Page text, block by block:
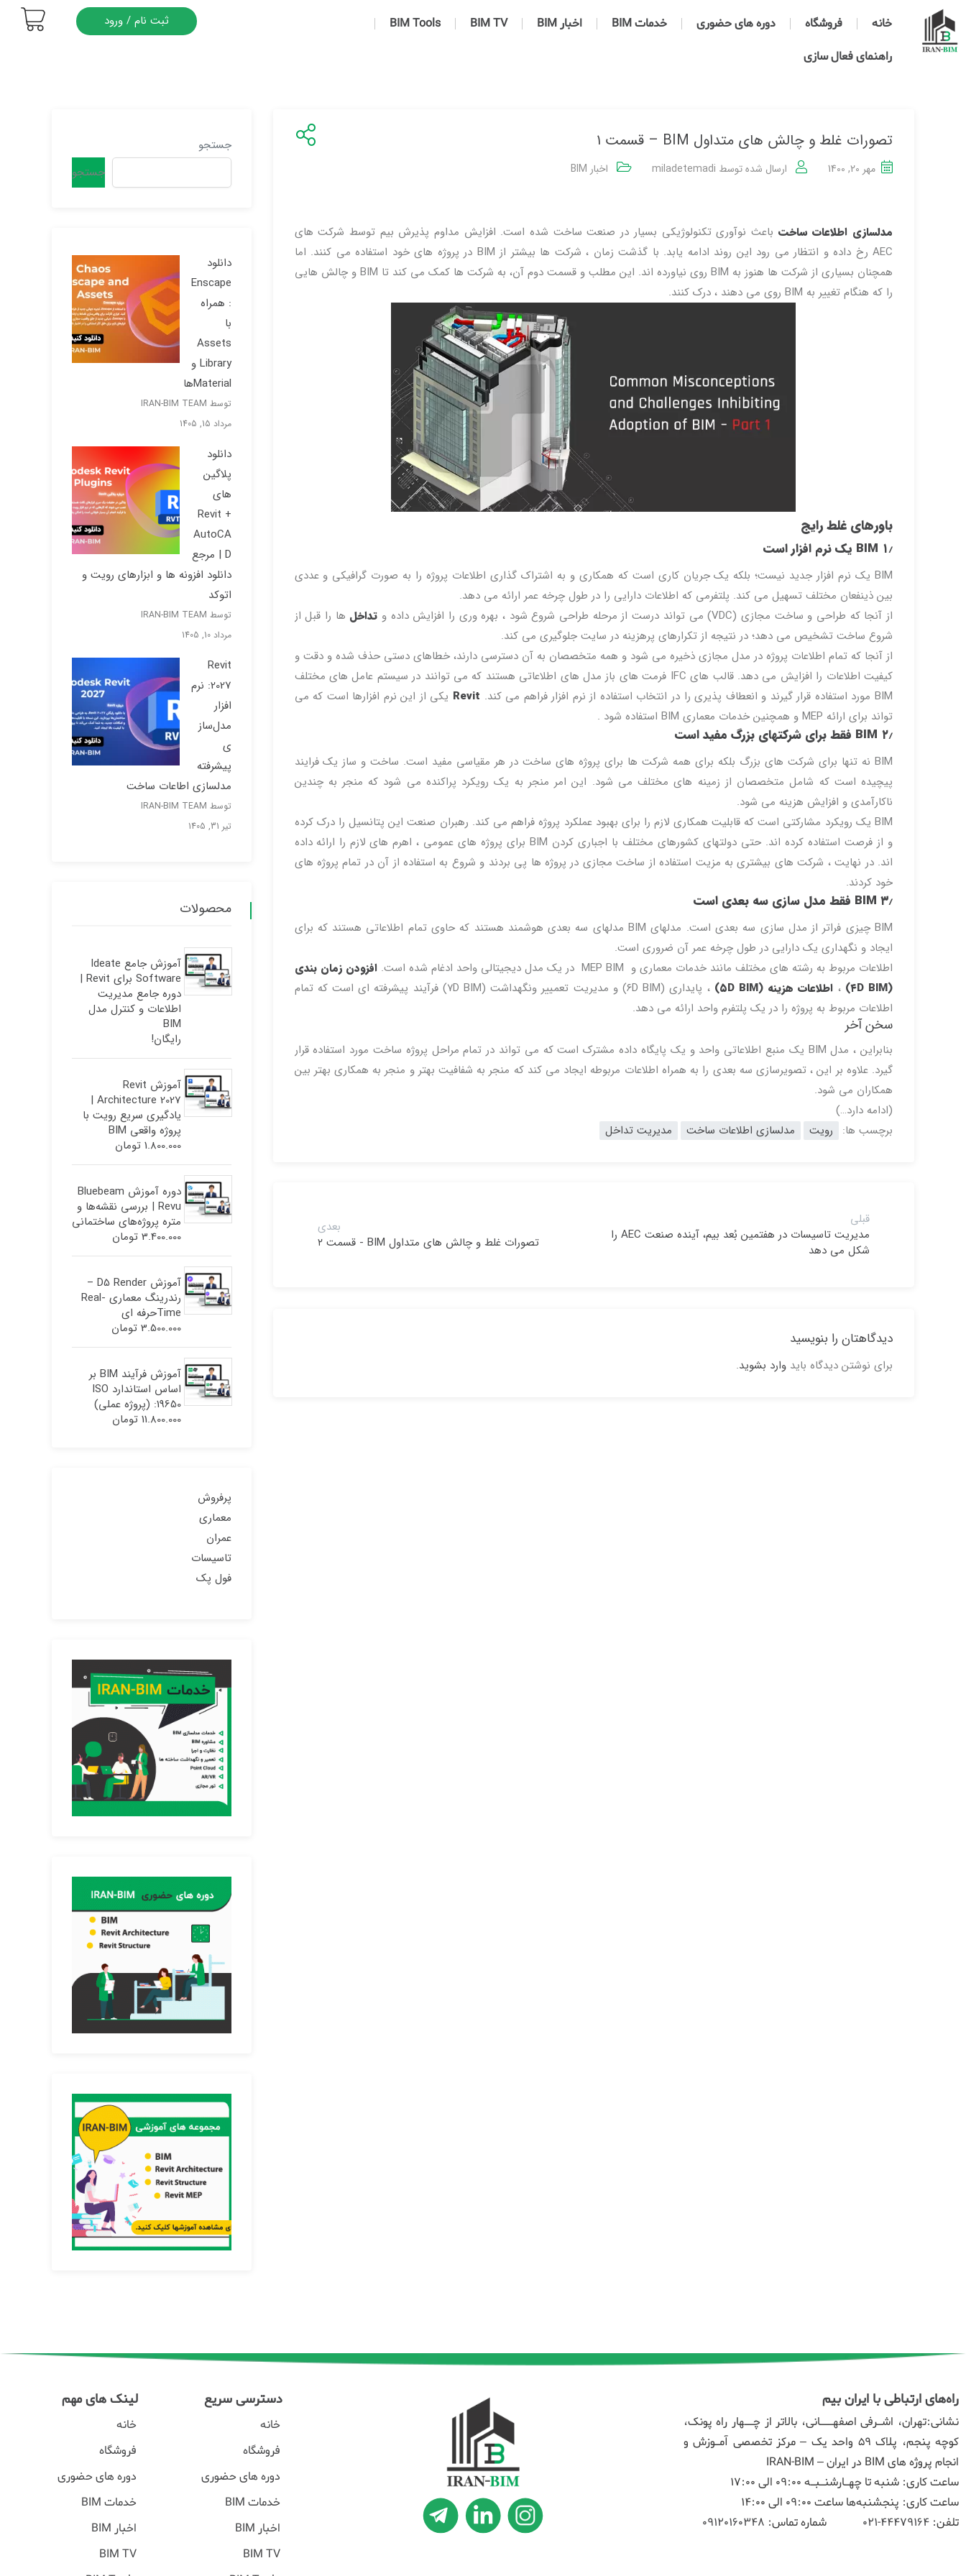
خانه فروشگاه دوره های حضوری خدمات BIM اخبار BIM BIM TV
BIM Tools
راهنمای فعال سازی
ثبت نام / ورود
تصورات غلط و چالش های متداول BIM – قسمت ۱
مهر 20, 1400 ارسال شده توسط miladetemadi اخبار BIM
مدلسازی اطلاعات ساخت باعث نوآوری تکنولوژیکی بسیار در صنعت ساخت شده است. افزایش مداوم پذیرش بیم توسط شرکت های
AEC رخ داده و انتظار می رود این روند ادامه یابد. با گذشت زمان ، شرکت ها بیشتر از BIM در پروژه های خود استفاده می کنند. اما
همچنان بسیاری از شرکت ها هنوز به BIM روی نیاورده اند. این مطلب و قسمت دوم آن، به شرکت ها کمک می کند تا BIM و چالش هایی
را که هنگام تغییر به BIM روی می دهند ، درک کنند.
باورهای غلط رایج
۱٫ BIM یک نرم افزار است
BIM یک نرم افزار جدید نیست؛ بلکه یک جریان کاری است که همکاری و به اشتراک گذاری اطلاعات پروژه را به صورت گرافیکی و عددی
بین ذینفعان مختلف تسهیل می کند. پلتفرمی که اطلاعات دارایی را در طول چرخه عمر ارائه می دهد.
از آنجا که طراحی و ساخت مجازی (VDC) می تواند درست از مرحله طراحی شروع شود ، بهره وری را افزایش داده و
تداخل ها را قبل از
شروع ساخت تشخیص می دهد؛ در نتیجه از تکرارهای پرهزینه در سایت جلوگیری می کند.
از آنجا که تمام اطلاعات پروژه در مدل مجازی ذخیره می شود و همه متخصصان به آن دسترسی دارند، خطاهای دستی حذف شده و دقت و
کیفیت اطلاعات را افزایش می دهد. قالب های IFC فرمت های باز مدل های اطلاعاتی هستند که می توانند در سیستم عامل های مختلف
BIM مورد استفاده قرار گیرند و انعطاف پذیری را در انتخاب استفاده از نرم افزار فراهم می کند.
Revit یکی از این نرم افزارها است که می
تواند برای ارائه MEP و همچنین خدمات معماری BIM استفاده شود .
۲٫ BIM فقط برای شرکتهای بزرگ مفید است
BIM نه تنها برای شرکت های بزرگ بلکه برای همه شرکت ها برای پروژه های ساخت در هر مقیاسی مفید است. ساخت و ساز یک فرایند
پیچیده است که شامل متخصصان از زمینه های مختلف می شود. این امر منجر به یک رویکرد پراکنده می شود که منجر به چندین
ناکارآمدی و افزایش هزینه می شود.
BIM یک رویکرد مشارکتی است که قابلیت همکاری لازم را برای بهبود عملکرد پروژه فراهم می کند. رهبران صنعت این پتانسیل را درک کرده
و از فرصت استفاده کرده اند. حتی دولتهای کشورهای مختلف با اجباری کردن BIM برای پروژه های عمومی ، اهرم های لازم را ارائه داده
اند. در نهایت ، شرکت های بیشتری به مزیت استفاده از ساخت مجازی در پروژه ها پی بردند و شروع به استفاده از آن در تمام پروژه های
خود کردند.
۳٫ BIM فقط مدل سازی سه بعدی است
BIM چیزی فراتر از مدل سازی سه بعدی است. مدلهای BIM مدلهای سه بعدی هوشمند هستند که حاوی تمام اطلاعاتی هستند که برای
ایجاد و نگهداری یک دارایی در طول چرخه عمر آن ضروری است.
اطلاعات مربوط به رشته های مختلف مانند خدمات معماری و MEP BIM در یک مدل دیجیتالی واحد ادغام شده است.
افزودن زمان بندی
(۴D BIM)
، اطلاعات هزینه (۵D BIM)
، پایداری (۶D BIM) و مدیریت تعمییر ونگهداشت (۷D BIM) فرآیند پیشرفته ای است که تمام
اطلاعات مربوط به پروژه را در یک پلتفرم واحد ارائه می دهد.
سخن آخر
بنابراین ، مدل BIM یک منبع اطلاعاتی واحد و یک پایگاه داده مشترک است که می تواند در تمام مراحل پروژه ساخت مورد استفاده قرار
گیرد. علاوه بر این ، تصویرسازی سه بعدی را به همراه اطلاعات مربوطه ایجاد می کند که منجر به شفافیت بهتر و منجر به همکاری بهتر بین
همکاران می شود.
(ادامه دارد…)
برچسب ها:
رویت مدلسازی اطلاعات ساخت مدیریت تداخل
قبلی
مدیریت تاسیسات در هفتمین بُعد بیم، آینده صنعت AEC را
شکل می دهد
بعدی
تصورات غلط و چالش های متداول BIM - قسمت ۲
دیدگاهتان را بنویسید
برای نوشتن دیدگاه باید وارد بشوید.
جستجو
جستجو
دانلود
Enscape
: همراه
با
Assets
Library و
Materialها
توسط IRAN-BIM TEAM
مرداد 15, 1405
دانلود
پلاگین
های
Revit +
AutoCA
D | مرجع
دانلود افزونه ها و ابزارهای رویت و
اتوکد
توسط IRAN-BIM TEAM
مرداد 10, 1405
Revit
2027: نرم
افزار
مدل‌ساز
ی
پیشرفته
مدلسازی اطاعات ساخت
توسط IRAN-BIM TEAM
تیر 31, 1405
محصولات
آموزش جامع Ideate
Software برای Revit |
دوره جامع مدیریت
اطلاعات و کنترل مدل
BIM
رایگان!
آموزش Revit
Architecture 2027 |
یادگیری سریع رویت با
پروژه واقعی BIM
1.800.000 تومان
دوره آموزش Bluebeam
Revu | بررسی نقشه‌ها و
متره پروژه‌های ساختمانی
3.400.000 تومان
آموزش D5 Render –
رندرینگ معماری Real-
Timeحرفه ای
3.500.000 تومان
آموزش فرآیند BIM بر
اساس استاندارد ISO
19650: (پروژه عملی)
11.800.000 تومان
پرفروش
معماری
عمران
تاسیسات
فول پک
راه‌های ارتباطی با ایران بیم
نشانی:تهران، اشـرفی اصفهـــانی، بالاتر از چــهار راه پونک،
کوچه پنجم، پلاک ۵۹ واحد یک – مرکز تخصصی آمـوزش و
انجام پروژه های BIM در ایران – IRAN-BIM
ساعت کاری: شنبه تا چهـارشنـبـه 09:00 الی 17:00
ساعت کاری: پنجشنبه‌ها ساعت 09:00 الی 14:00
تلفن: 44479164-021 شماره تماس: 09120160348
دسترسی سریع
خانه
فروشگاه
دوره های حضوری
خدمات BIM
اخبار BIM
BIM TV
لینک های مهم
خانه
فروشگاه
دوره های حضوری
خدمات BIM
اخبار BIM
BIM TV